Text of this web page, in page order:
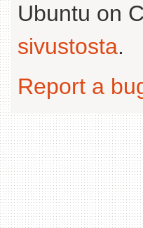
Ubuntu on
sivustosta.
Report a